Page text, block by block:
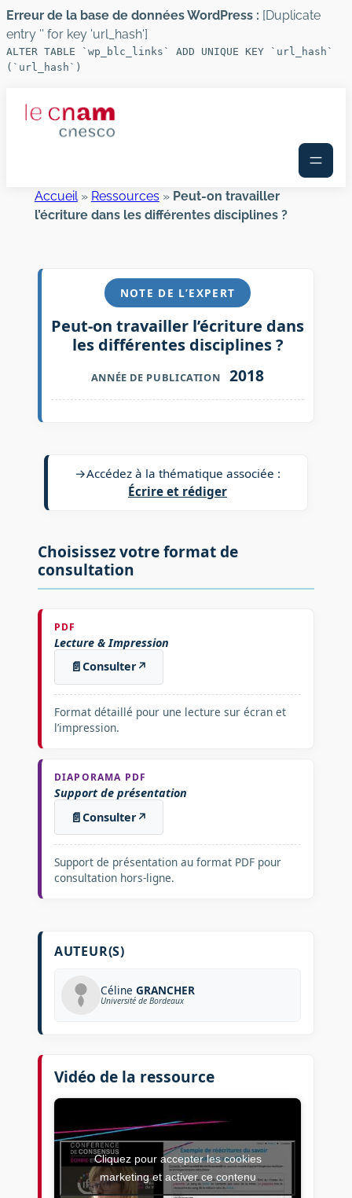
Erreur de la base de données WordPress : [Duplicate
entry '' for key 'url_hash']
ALTER TABLE `wp_blc_links` ADD UNIQUE KEY `url_hash`
(`url_hash`)
Accueil» Ressources» Peut-on travailler
l’écriture dans les différentes disciplines ?
NOTE DE L’EXPERT
Peut-on travailler l’écriture dans
les différentes disciplines ?
ANNÉE DE PUBLICATION 2018
→Accédez à la thématique associée :
Écrire et rédiger
Choisissez votre format de
consultation
PDF
Lecture & Impression
📄Consulter↗
Format détaillé pour une lecture sur écran et
l’impression.
DIAPORAMA PDF
Support de présentation
📄Consulter↗
Support de présentation au format PDF pour
consultation hors-ligne.
AUTEUR(S)
Céline GRANCHER
Université de Bordeaux
Vidéo de la ressource
Cliquez pour accepter les cookies
marketing et activer ce contenu